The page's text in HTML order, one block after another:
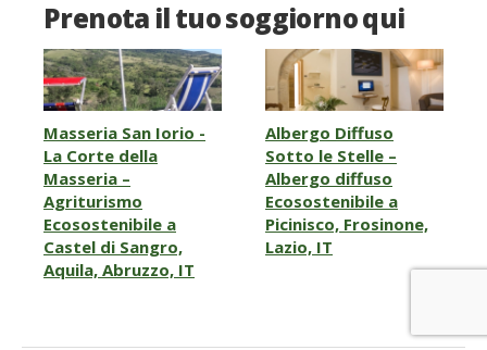
Prenota il tuo soggiorno qui
Masseria San Iorio -
La Corte della
Masseria –
Agriturismo
Ecosostenibile a
Castel di Sangro,
Aquila, Abruzzo, IT
Albergo Diffuso
Sotto le Stelle –
Albergo diffuso
Ecosostenibile a
Picinisco, Frosinone,
Lazio, IT